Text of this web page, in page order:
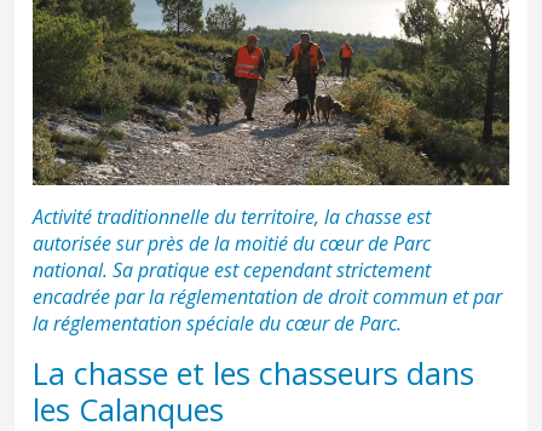
Activité traditionnelle du territoire, la chasse est
autorisée sur près de la moitié du cœur de Parc
national. Sa pratique est cependant strictement
encadrée par la réglementation de droit commun et par
la réglementation spéciale du cœur de Parc.
La chasse et les chasseurs dans
les Calanques